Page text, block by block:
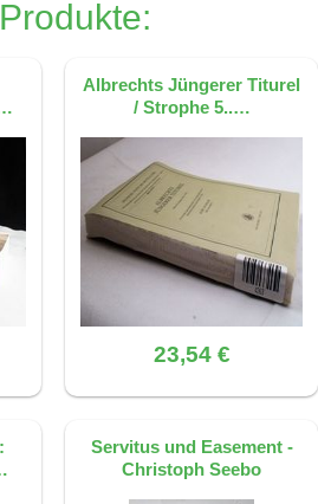
starke emotionale
mit KI erstellt, basierend
ISBN 9783892444084
Dingen singend
des Poeten auch
konnte.
mit KI erstellt, basierend
12, ISBN 9783892444084
Albrechts Jüngerer Titurel
/ Strophe 5..…
23,54 €
Servitus und Easement -
Christoph Seebo